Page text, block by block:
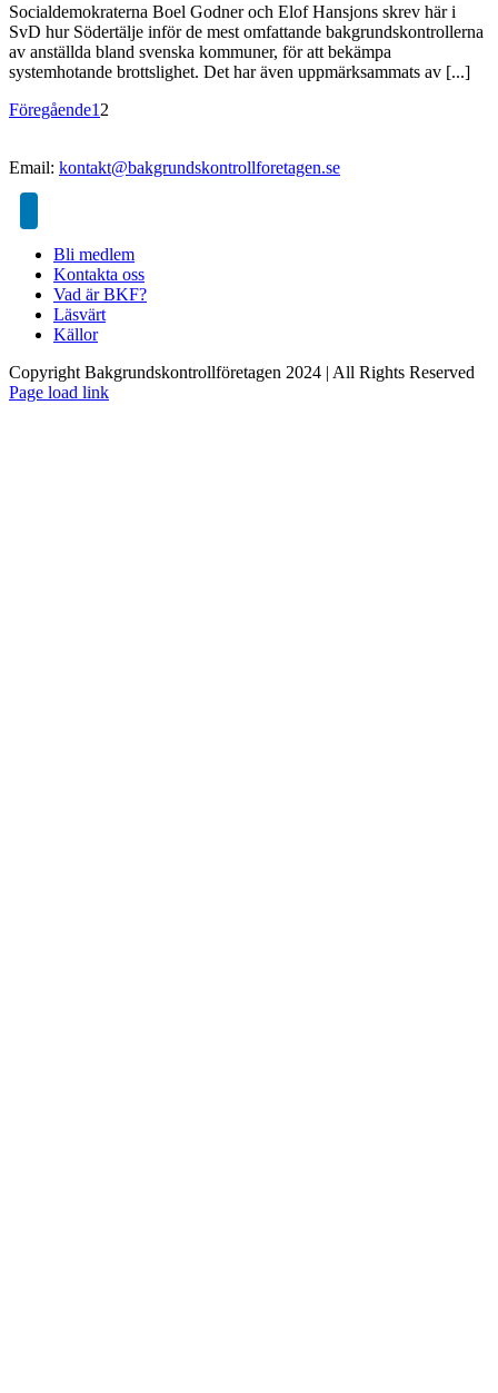
Socialdemokraterna Boel Godner och Elof Hansjons skrev här i
SvD hur Södertälje inför de mest omfattande bakgrundskontrollerna
av anställda bland svenska kommuner, för att bekämpa
systemhotande brottslighet. Det har även uppmärksammats av [...]
Föregående1 2
Email: kontakt@bakgrundskontrollforetagen.se
Bli medlem
Kontakta oss
Vad är BKF?
Läsvärt
Källor
Copyright Bakgrundskontrollföretagen 2024 | All Rights Reserved
Page load link